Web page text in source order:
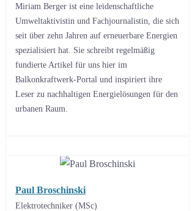
Miriam Berger ist eine leidenschaftliche
Umweltaktivistin und Fachjournalistin, die sich
seit über zehn Jahren auf erneuerbare Energien
spezialisiert hat. Sie schreibt regelmäßig
fundierte Artikel für uns hier im
Balkonkraftwerk-Portal und inspiriert ihre
Leser zu nachhaltigen Energielösungen für den
urbanen Raum.
Paul Broschinski
Elektrotechniker (MSc)